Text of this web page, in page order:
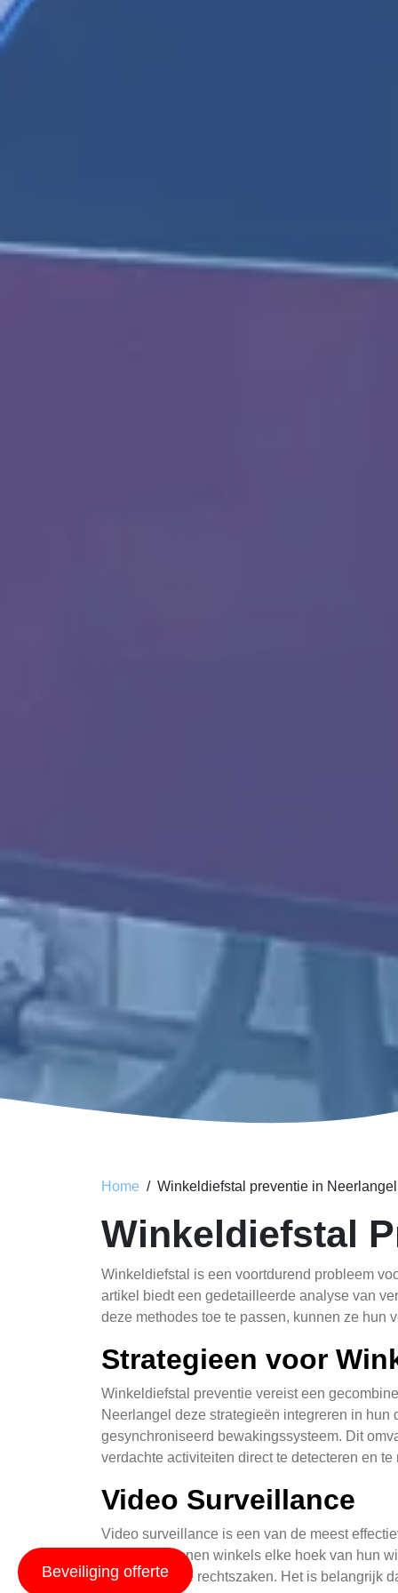
Home Winkeldiefstal preventie in Neerlangel
Winkeldiefstal
Winkeldiefstal is een voortdurend probleem
artikel biedt een gedetailleerde analyse van
deze methodes toe te passen, kunnen ze hun
Strategieen voor
Winkeldiefstal preventie vereist een
Neerlangel deze strategieën integreren in
gesynchroniseerd bewakingssysteem. Dit
verdachte activiteiten direct te detecteren en te
Video Surveillance
Video surveillance is een van de meest
plaatsen, kunnen winkels elke hoek van hun
voor mogelijke rechtszaken. Het is belangrijk
Beveiliging offerte